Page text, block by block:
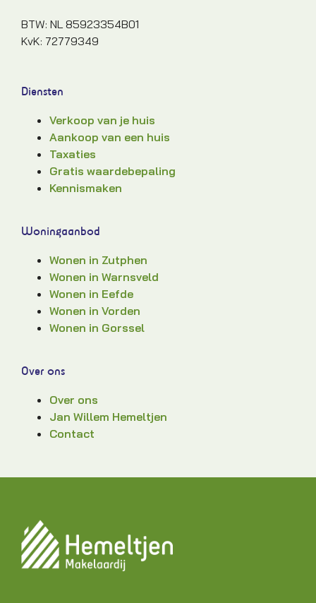
BTW: NL 85923354B01
KvK: 72779349
Diensten
Verkoop van je huis
Aankoop van een huis
Taxaties
Gratis waardebepaling
Kennismaken
Woningaanbod
Wonen in Zutphen
Wonen in Warnsveld
Wonen in Eefde
Wonen in Vorden
Wonen in Gorssel
Over ons
Over ons
Jan Willem Hemeltjen
Contact